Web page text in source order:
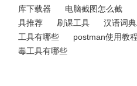
库下载器
电脑截图怎么截
具推荐
刷课工具 汉语词
工具有哪些
postman使用教程
毒工具有哪些